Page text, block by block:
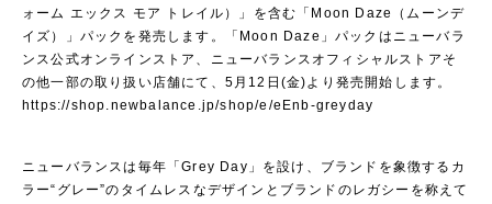
ォーム エックス モア トレイル）」を含む「Moon Daze（ムーンデ
イズ）」パックを発売します。「Moon Daze」パックはニューバラ
ンス公式オンラインストア、ニューバランスオフィシャルストアそ
の他一部の取り扱い店舗にて、5月12日(金)より発売開始します。
https://shop.newbalance.jp/shop/e/eEnb-greyday
ニューバランスは毎年「Grey Day」を設け、ブランドを象徴するカ
ラー“グレー”のタイムレスなデザインとブランドのレガシーを称えて